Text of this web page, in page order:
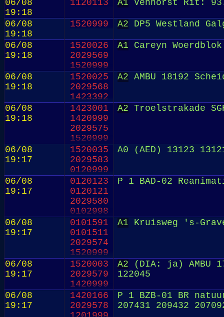
06/08
19:18
1120113 A1 Venhorst Rit:
06/08
19:18
1520999 A2 DP5 Westland
06/08
19:18
1520026
2029569
1520999
A1 Careyn
06/08
19:18
1520025
2029568
1423392
A2 AMBU 18192
06/08
19:18
1423001
1420999
2029575
1520999
A2 Troelstrakade
06/08
19:17
1520035
2029583
0120999
A0 (AED) 13123
06/08
19:17
0120123
0120121
2029580
0102998
P 1 BAD-02
06/08
19:17
0101591
0101511
2029574
1520999
A1 Kruisweg 's-
06/08
19:17
1520003
2029579
1420999
A2 (DIA: ja) AMBU
122045
06/08
19:17
1420166
2029578
P 1 BZB-01 BR
207431 209432